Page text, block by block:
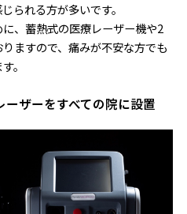
られる方が多いです。
、蓄熱式の医療レーザー機や2
ますので、痛みが不安な方でも
。
ーザーをすべての院に設置